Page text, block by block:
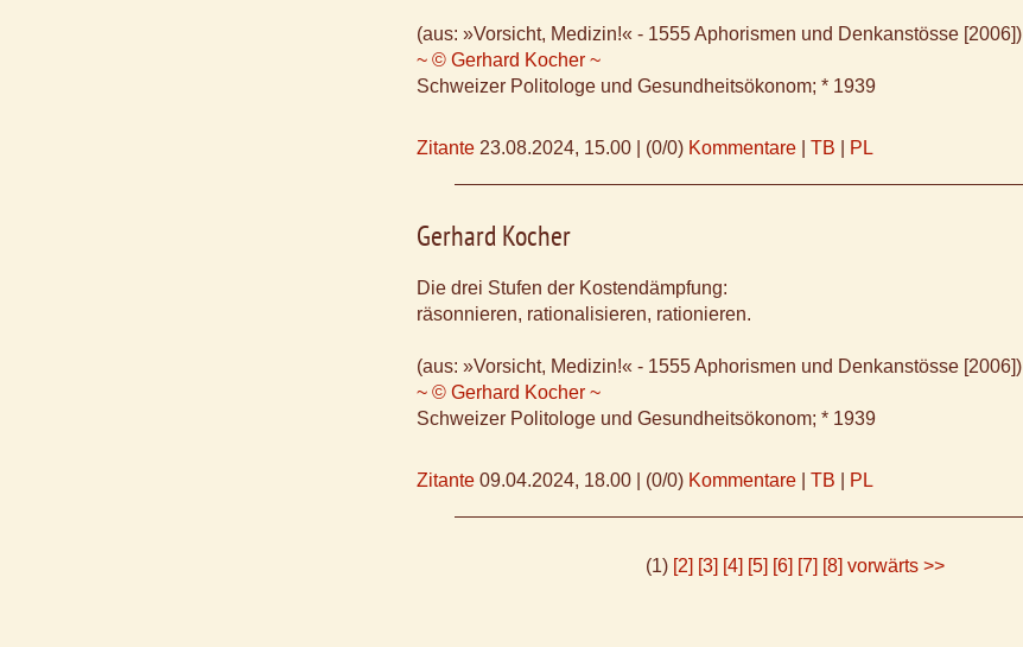
(aus: »Vorsicht, Medizin!« - 1555 Aphorismen und Denkanstösse [2006])
~ © Gerhard Kocher ~
Schweizer Politologe und Gesundheitsökonom; * 1939
Zitante 23.08.2024, 15.00 (0/0) Kommentare TB PL
Gerhard Kocher
Die drei Stufen der Kostendämpfung:
räsonnieren, rationalisieren, rationieren.
(aus: »Vorsicht, Medizin!« - 1555 Aphorismen und Denkanstösse [2006])
~ © Gerhard Kocher ~
Schweizer Politologe und Gesundheitsökonom; * 1939
Zitante 09.04.2024, 18.00 (0/0) Kommentare TB PL
(1) [2] [3] [4] [5] [6] [7] [8] vorwärts >>